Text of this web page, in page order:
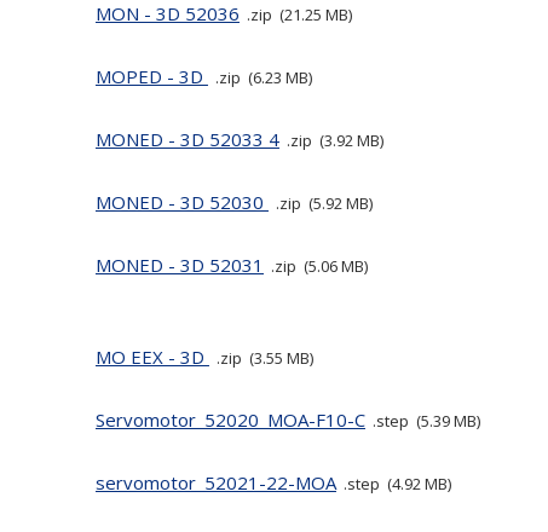
MON - 3D 52036 zip 21.25 MB
MOPED - 3D zip 6.23 MB
MONED - 3D 52033 4 zip 3.92 MB
MONED - 3D 52030 zip 5.92 MB
MONED - 3D 52031 zip 5.06 MB
MO EEX - 3D zip 3.55 MB
Servomotor_52020_MOA-F10-C step 5.39 MB
servomotor_52021-22-MOA step 4.92 MB